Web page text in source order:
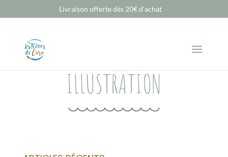
Livraison offerte dès 20€ d'achat
ILLUSTRATION